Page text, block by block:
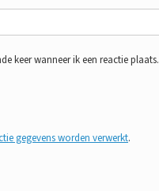
keer wanneer ik een reactie plaats.
gegevens worden verwerkt.